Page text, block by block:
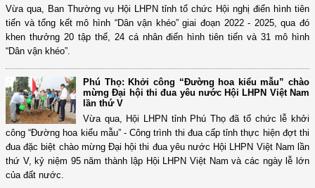
Vừa qua, Ban Thường vụ Hội LHPN tỉnh tổ chức Hội nghị điển hình tiên
tiến và tổng kết mô hình “Dân vận khéo” giai đoạn 2022 - 2025, qua đó
khen thưởng 20 tập thể, 24 cá nhân điển hình tiên tiến và 31 mô hình
“Dân vận khéo”.
Phú Thọ: Khởi công “Đường hoa kiểu mẫu” chào
mừng Đại hội thi đua yêu nước Hội LHPN Việt Nam
lần thứ V
Vừa qua, Hội LHPN tỉnh Phú Thọ đã tổ chức lễ khởi
công “Đường hoa kiểu mẫu” - Công trình thi đua cấp tỉnh thực hiện đợt thi
đua đặc biệt chào mừng Đại hội thi đua yêu nước Hội LHPN Việt Nam lần
thứ V, kỷ niệm 95 năm thành lập Hội LHPN Việt Nam và các ngày lễ lớn
của đất nước.